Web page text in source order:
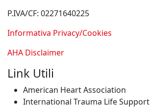
P.IVA/CF: 02271640225
Informativa Privacy/Cookies
AHA Disclaimer
Link Utili
American Heart Association
International Trauma Life Support